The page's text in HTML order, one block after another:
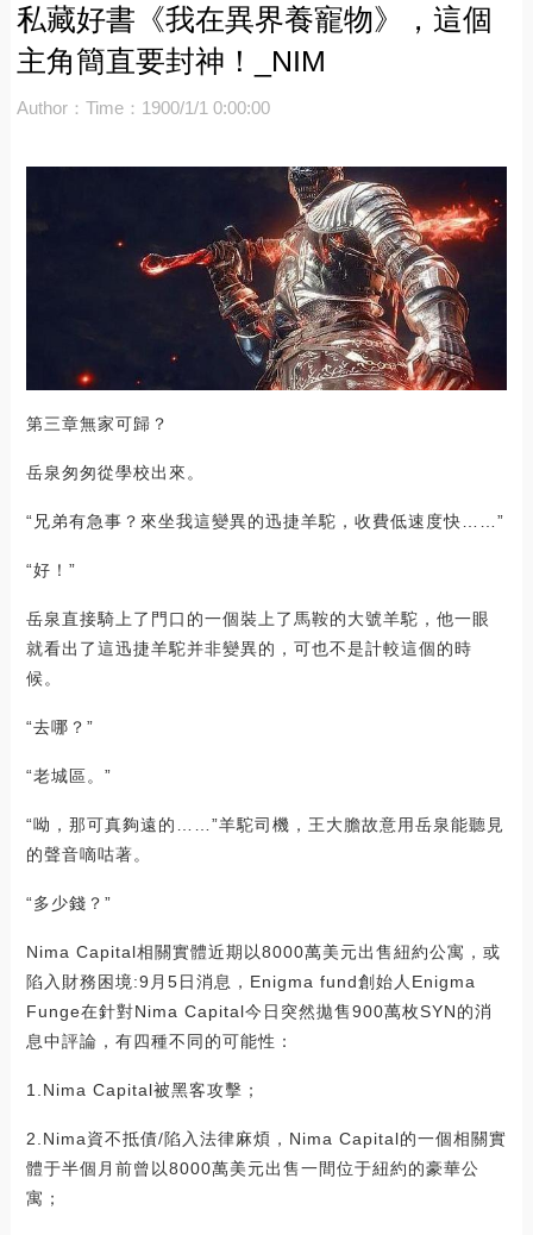
私藏好書《我在異界養寵物》，這個
主角簡直要封神！_NIM
Author： Time：1900/1/1 0:00:00
第三章無家可歸？
岳泉匆匆從學校出來。
“兄弟有急事？來坐我這變異的迅捷羊駝，收費低速度快……”
“好！”
岳泉直接騎上了門口的一個裝上了馬鞍的大號羊駝，他一眼
就看出了這迅捷羊駝并非變異的，可也不是計較這個的時
候。
“去哪？”
“老城區。”
“呦，那可真夠遠的……”羊駝司機，王大膽故意用岳泉能聽見
的聲音嘀咕著。
“多少錢？”
Nima Capital相關實體近期以8000萬美元出售紐約公寓，或
陷入財務困境:9月5日消息，Enigma fund創始人Enigma
Funge在針對Nima Capital今日突然拋售900萬枚SYN的消
息中評論，有四種不同的可能性：
1.Nima Capital被黑客攻擊；
2.Nima資不抵債/陷入法律麻煩，Nima Capital的一個相關實
體于半個月前曾以8000萬美元出售一間位于紐約的豪華公
寓；